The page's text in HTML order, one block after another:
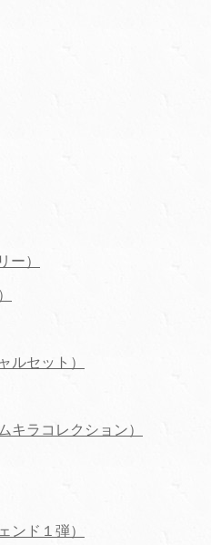
ー）
ルセット）
キラコレクション）
ンド１弾）